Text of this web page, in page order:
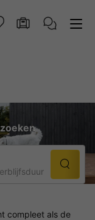
compleet als de